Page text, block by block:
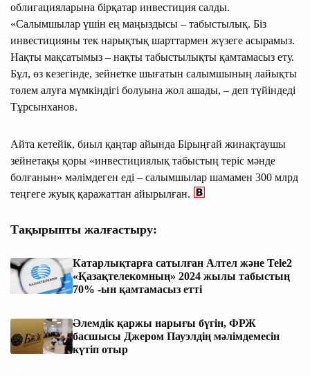
облигацияларына бірқатар инвестиция салды.
«Салымшылар үшін ең маңыздысы – табыстылық. Біз
инвестицияны тек нарықтық шарттармен жүзеге асырамыз.
Нақты мақсатымыз – нақты табыстылықты қамтамасыз ету.
Бұл, өз кезегінде, зейнетке шығатын салымшының лайықты
төлем алуға мүмкіндігі болуына жол ашады, – деп түйіндеді
Тұрсынханов.
Айта кетейік, биыл қаңтар айында Бірыңғай жинақтаушы
зейнетақы қоры «инвестициялық табыстың теріс мәнде
болғанын» мәлімдеген еді – салымшылар шамамен 300 млрд
теңгеге жуық қаражаттан айырылған.
Тақырыпты жалғастыру:
Катарлықтарға сатылған Алтел және Tele2
«Қазақтелекомның» 2024 жылы табыстың
70% -ын қамтамасыз етті
Әлемдік қаржы нарығы бүгін, ФРЖ
басшысы Джером Пауэлдің мәлімдемесін
күтіп отыр